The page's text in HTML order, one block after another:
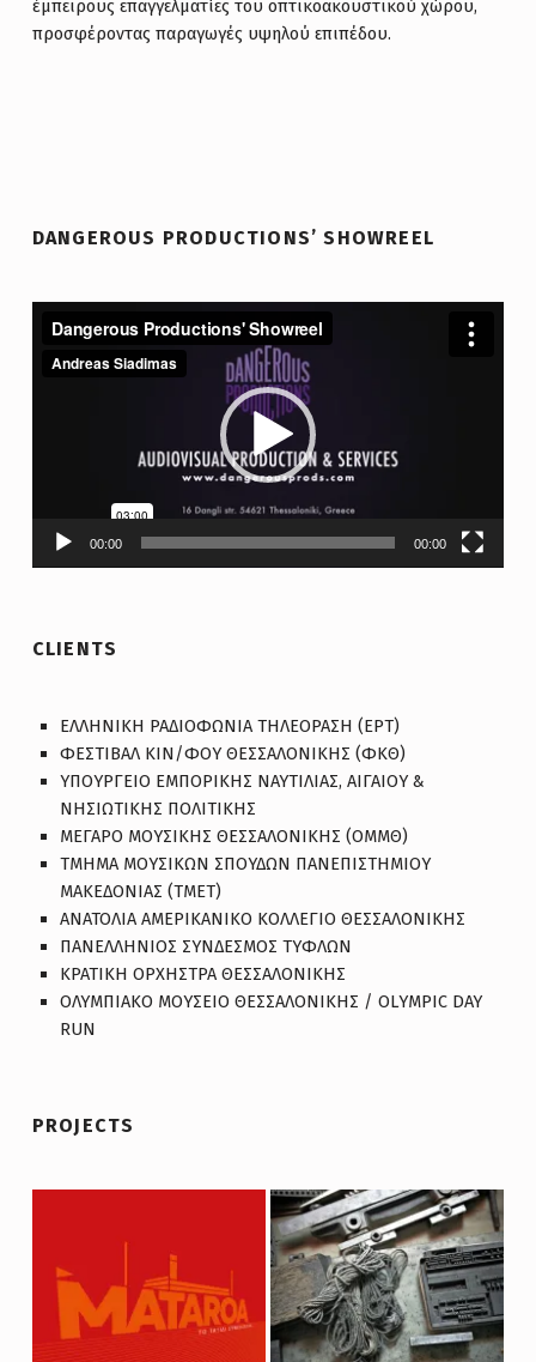
έμπειρους επαγγελματίες του οπτικοακουστικού χώρου,
προσφέροντας παραγωγές υψηλού επιπέδου.
DANGEROUS PRODUCTIONS’ SHOWREEL
Player
00:00 00:00
CLIENTS
ΕΛΛΗΝΙΚΗ ΡΑΔΙΟΦΩΝΙΑ ΤΗΛΕΟΡΑΣΗ (EΡΤ)
ΦΕΣΤΙΒΑΛ ΚΙΝ/ΦΟΥ ΘΕΣΣΑΛΟΝΙΚΗΣ (ΦΚΘ)
ΥΠΟΥΡΓΕΙΟ ΕΜΠΟΡΙΚΗΣ ΝΑΥΤΙΛΙΑΣ, ΑΙΓΑΙΟΥ &
ΝΗΣΙΩΤΙΚΗΣ ΠΟΛΙΤΙΚΗΣ
ΜΕΓΑΡΟ ΜΟΥΣΙΚΗΣ ΘΕΣΣΑΛΟΝΙΚΗΣ (ΟΜΜΘ)
ΤΜΗΜΑ ΜΟΥΣΙΚΩΝ ΣΠΟΥΔΩΝ ΠΑΝΕΠΙΣΤΗΜΙΟΥ
ΜΑΚΕΔΟΝΙΑΣ (ΤΜΕΤ)
ΑΝΑΤΟΛΙΑ ΑΜΕΡΙΚΑΝΙΚΟ ΚΟΛΛΕΓΙΟ ΘΕΣΣΑΛΟΝΙΚΗΣ
ΠΑΝΕΛΛΗΝΙΟΣ ΣΥΝΔΕΣΜΟΣ ΤΥΦΛΩΝ
ΚΡΑΤΙΚΗ ΟΡΧΗΣΤΡΑ ΘΕΣΣΑΛΟΝΙΚΗΣ
ΟΛΥΜΠΙΑΚΟ ΜΟΥΣΕΙΟ ΘΕΣΣΑΛΟΝΙΚΗΣ / OLYMPIC DAY
RUN
PROJECTS